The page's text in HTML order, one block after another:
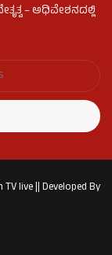
– ಅಧಿವೇಶನದಲ್ಲಿ
TV live||Developed By